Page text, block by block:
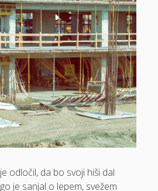
odločil, da bo svoji hiši dal
je sanjal o lepem, svežem